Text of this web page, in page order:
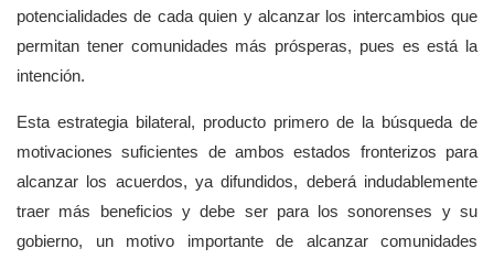
potencialidades de cada quien y alcanzar los intercambios que
permitan tener comunidades más prósperas, pues es está la
intención.
Esta estrategia bilateral, producto primero de la búsqueda de
motivaciones suficientes de ambos estados fronterizos para
alcanzar los acuerdos, ya difundidos, deberá indudablemente
traer más beneficios y debe ser para los sonorenses y su
gobierno, un motivo importante de alcanzar comunidades